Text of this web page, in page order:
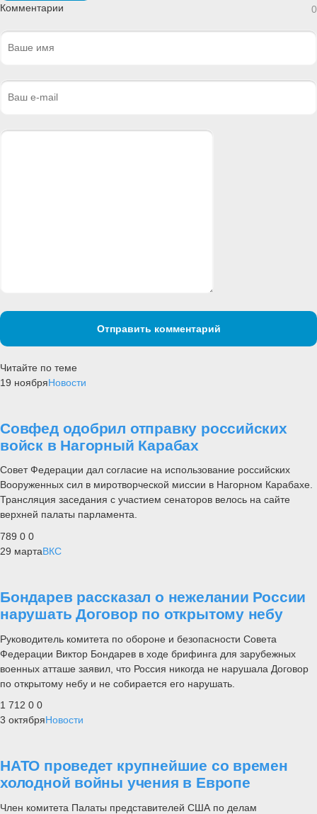
Комментарии 0
Отправить комментарий
Читайте по теме
19 ноябряНовости
Совфед одобрил отправку российских
войск в Нагорный Карабах
Совет Федерации дал согласие на использование российских
Вооруженных сил в миротворческой миссии в Нагорном Карабахе.
Трансляция заседания с участием сенаторов велось на сайте
верхней палаты парламента.
789 0 0
29 мартаВКС
Бондарев рассказал о нежелании России
нарушать Договор по открытому небу
Руководитель комитета по обороне и безопасности Совета
Федерации Виктор Бондарев в ходе брифинга для зарубежных
военных атташе заявил, что Россия никогда не нарушала Договор
по открытому небу и не собирается его нарушать.
1 712 0 0
3 октябряНовости
НАТО проведет крупнейшие со времен
холодной войны учения в Европе
Член комитета Палаты представителей США по делам